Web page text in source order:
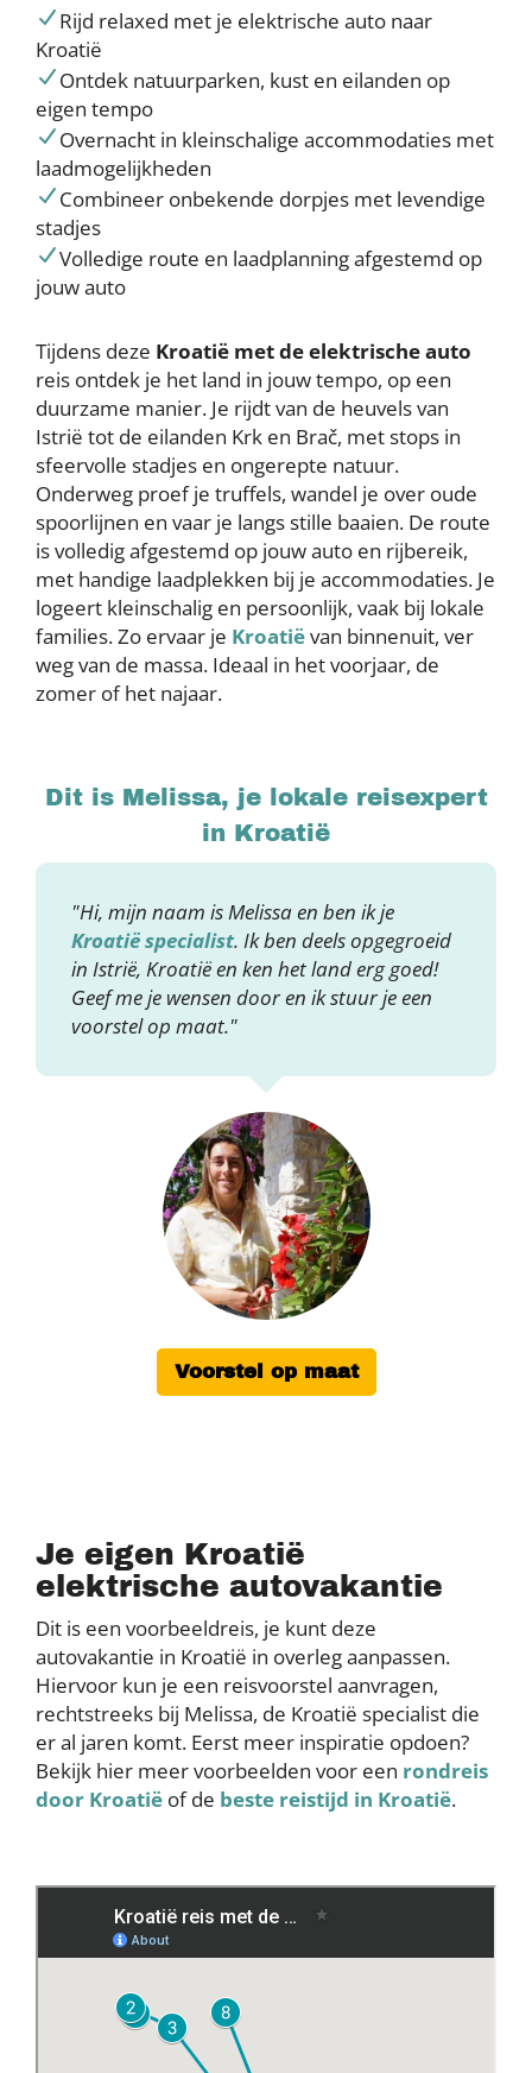
Rijd relaxed met je elektrische auto naar
Kroatië
Ontdek natuurparken, kust en eilanden op
eigen tempo
Overnacht in kleinschalige accommodaties met
laadmogelijkheden
Combineer onbekende dorpjes met levendige
stadjes
Volledige route en laadplanning afgestemd op
jouw auto
Tijdens deze Kroatië met de elektrische auto
reis ontdek je het land in jouw tempo, op een
duurzame manier. Je rijdt van de heuvels van
Istrië tot de eilanden Krk en Brač, met stops in
sfeervolle stadjes en ongerepte natuur.
Onderweg proef je truffels, wandel je over oude
spoorlijnen en vaar je langs stille baaien. De route
is volledig afgestemd op jouw auto en rijbereik,
met handige laadplekken bij je accommodaties. Je
logeert kleinschalig en persoonlijk, vaak bij lokale
families. Zo ervaar je Kroatiëvan binnenuit, ver
weg van de massa. Ideaal in het voorjaar, de
zomer of het najaar.
Dit is Melissa, je lokale reisexpert
in Kroatië
"Hi, mijn naam is Melissa en ben ik je
Kroatië specialist. Ik ben deels opgegroeid
in Istrië, Kroatië en ken het land erg goed!
Geef me je wensen door en ik stuur je een
voorstel op maat."
Voorstel op maat
Je eigen Kroatië
elektrische autovakantie
Dit is een voorbeeldreis, je kunt deze
autovakantie in Kroatië in overleg aanpassen.
Hiervoor kun je een reisvoorstel aanvragen,
rechtstreeks bij Melissa, de Kroatië specialist die
er al jaren komt. Eerst meer inspiratie opdoen?
Bekijk hier meer voorbeelden voor een rondreis
door Kroatië of de beste reistijd in Kroatië.